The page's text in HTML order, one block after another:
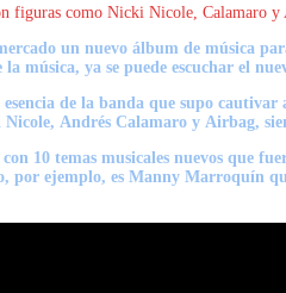
figuras como Nicki Nicole, Calamaro y
un nuevo álbum de música
música, ya se puede escuchar el
esencia de la banda que supo
Nicole, Andrés Calamaro y Airbag,
10 temas musicales nuevos que
por ejemplo, es Manny Marroquín